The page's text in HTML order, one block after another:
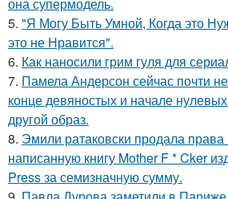
5. "Я Могу Быть Умной, Когда это
это не Нравится".
6. Как наносили грим гуля для
7. Памела Андерсон сейчас почти
конце девяностых и начале
другой образ.
8. Эмили ратаковски продала
написанную книгу Mother F * Cker
Press за семизначную сумму.